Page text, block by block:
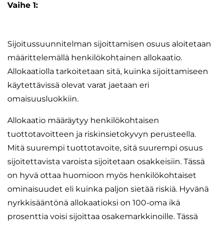
Vaihe 1:
Sijoitussuunnitelman sijoittamisen osuus aloitetaan
määrittelemällä henkilökohtainen allokaatio.
Allokaatiolla tarkoitetaan sitä, kuinka sijoittamiseen
käytettävissä olevat varat jaetaan eri
omaisuusluokkiin.
Allokaatio määräytyy henkilökohtaisen
tuottotavoitteen ja riskinsietokyvyn perusteella.
Mitä suurempi tuottotavoite, sitä suurempi osuus
sijoitettavista varoista sijoitetaan osakkeisiin. Tässä
on hyvä ottaa huomioon myös henkilökohtaiset
ominaisuudet eli kuinka paljon sietää riskiä. Hyvänä
nyrkkisääntönä allokaatioksi on 100-oma ikä
prosenttia voisi sijoittaa osakemarkkinoille. Tässä